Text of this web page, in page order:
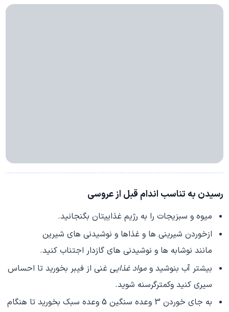
رسیدن به تناسب اندام قبل از عروسی
میوه و سبزیجات را به رژیم غذاییتان بگنجانید.
ازخوردن شیرینی ها و غذاها و نوشیدنی های شیرین
مانند نوشابه ها و نوشیدنی های گازدار اجتناب کنید.
بیشتر آب بنوشید ومواد غذایی غنی از فیبر بخورید تا احساس
سیری کنید وکمترگرسنه شوید.
به جای خوردن 3 وعده سنگین 5 وعده سبک بخورید تا هنگام